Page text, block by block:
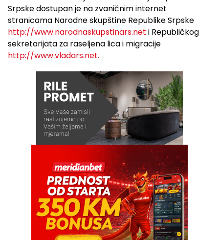
Srpske dostupan je na zvaničnim internet
stranicama Narodne skupštine Republike Srpske
http://www.narodnaskupstinars.net i Republičkog
sekretarijata za raseljena lica i migracije
http://www.vladars.net.